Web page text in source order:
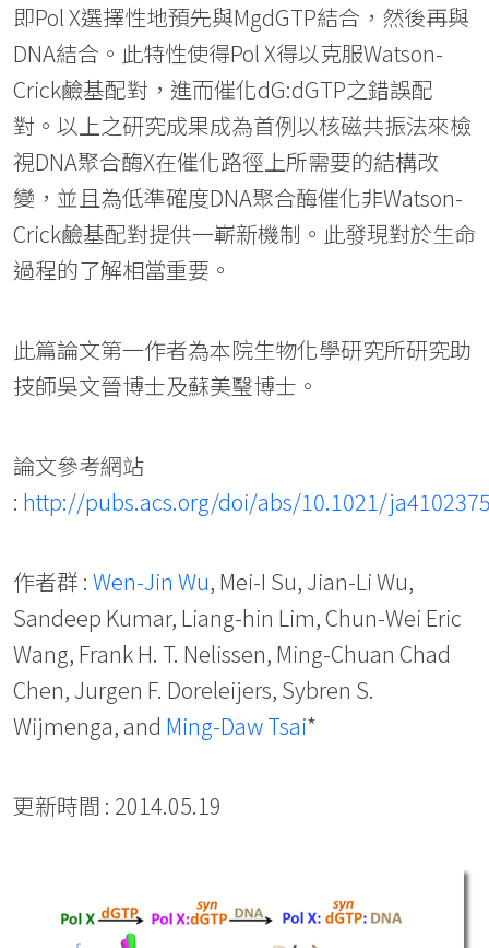
即Pol X選擇性地預先與MgdGTP結合，然後再與
DNA結合。此特性使得Pol X得以克服Watson-
Crick鹼基配對，進而催化dG:dGTP之錯誤配
對。以上之研究成果成為首例以核磁共振法來檢
視DNA聚合酶X在催化路徑上所需要的結構改
變，並且為低準確度DNA聚合酶催化非Watson-
Crick鹼基配對提供一嶄新機制。此發現對於生命
過程的了解相當重要。
此篇論文第一作者為本院生物化學研究所研究助
技師吳文晉博士及蘇美瑿博士。
論文參考網站
: http://pubs.acs.org/doi/abs/10.1021/
作者群 : Wen-Jin Wu, Mei-I Su, Jian-Li Wu,
Sandeep Kumar, Liang-hin Lim, Chun-Wei Eric
Wang, Frank H. T. Nelissen, Ming-Chuan Chad
Chen, Jurgen F. Doreleijers, Sybren S.
Wijmenga, and Ming-Daw Tsai*
更新時間 : 2014.05.19